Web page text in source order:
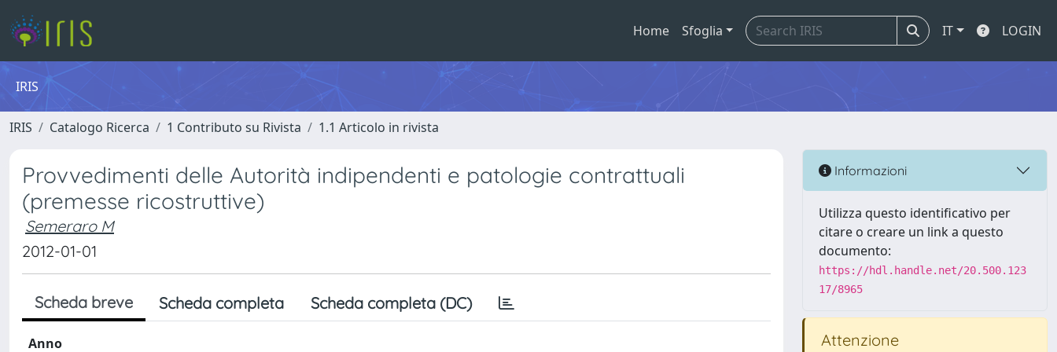
Home Sfoglia IT LOGIN
IRIS
IRIS Catalogo Ricerca 1 Contributo su Rivista 1.1 Articolo in rivista
Provvedimenti delle Autorità indipendenti e patologie contrattuali
(premesse ricostruttive)
Semeraro M
2012-01-01
Scheda breve Scheda completa Scheda completa (DC)
Anno
Informazioni
Utilizza questo identificativo per
citare o creare un link a questo
documento:
https://hdl.handle.net/20.500.123
17/8965
Attenzione